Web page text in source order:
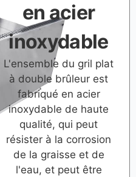
en acier
inoxydable
L'ensemble du gril plat
à double brûleur est
fabriqué en acier
inoxydable de haute
qualité, qui peut
résister à la corrosion
de la graisse et de
l'eau, et peut être